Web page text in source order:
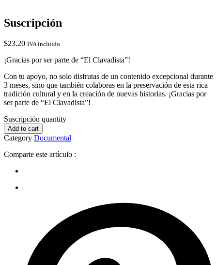
Suscripción
$23.20 IVA incluido
¡Gracias por ser parte de “El Clavadista”!
Con tu apoyo, no solo disfrutas de un contenido excepcional durante
3 meses, sino que también colaboras en la preservación de esta rica
tradición cultural y en la creación de nuevas historias. ¡Gracias por
ser parte de “El Clavadista”!
Suscripción quantity
Add to cart
Category Documental
Comparte este artículo :